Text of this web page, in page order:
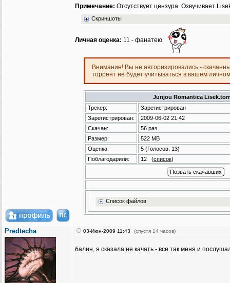
Примечание: Отсутствует цензура. Озвучивает
Скриншоты
Личная оценка: 11 - фанатею
Внимание! Вы не авторизировались -
торрент не будет учитываться в вашем
Junjou Romantica
Трекер:
Зарегистрирован
Зарегистрирован:
2009-06-02 21:42
Скачан:
56 раз
Размер:
522 MB
Оценка:
5(Голосов: 13)
Поблагодарили:
12(список)
Список файлов
Predtecha 03-Июн-2009 11:43 (спустя 14 часов)
балин, я сказала не качать - все так меня и